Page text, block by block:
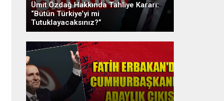
Ümit Özdağ Hakkında Tahliye Kararı:
“Bütün Türkiye’yi mi
Tutuklayacaksınız?”